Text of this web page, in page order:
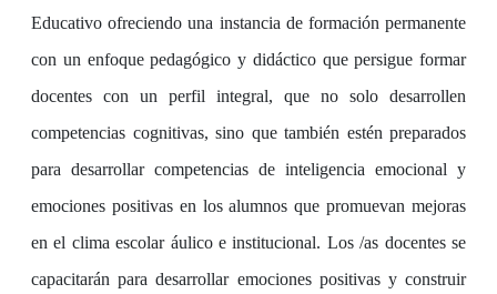
Educativo ofreciendo una instancia de formación permanente
con un enfoque pedagógico y didáctico que persigue formar
docentes con un perfil integral, que no solo desarrollen
competencias cognitivas, sino que también estén preparados
para desarrollar competencias de inteligencia emocional y
emociones positivas en los alumnos que promuevan mejoras
en el clima escolar áulico e institucional. Los /as docentes se
capacitarán para desarrollar emociones positivas y construir